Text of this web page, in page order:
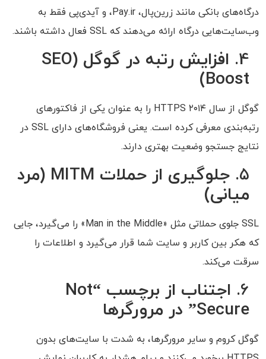
درگاه‌های بانکی مانند زرین‌پال، Pay.ir، و آیدی‌پی فقط به
وب‌سایت‌هایی درگاه ارائه می‌دهند که SSL فعال داشته باشند.
4.
افزایش رتبه در گوگل (SEO
Boost)
گوگل از سال ۲۰۱۴ HTTPS را به عنوان یکی از فاکتورهای
رتبه‌بندی معرفی کرده است. یعنی فروشگاه‌های دارای SSL در
نتایج جستجو وضعیت بهتری دارند.
5.
جلوگیری از حملات MITM (مرد
میانی)
SSL جلوی حملاتی مثل «Man in the Middle» را می‌گیرد، جایی
که هکر بین کاربر و سایت شما قرار می‌گیرد و اطلاعات را
سرقت می‌کند.
6.
اجتناب از برچسب “Not
Secure” در مرورگرها
گوگل کروم و سایر مرورگرها، به شدت با سایت‌های بدون